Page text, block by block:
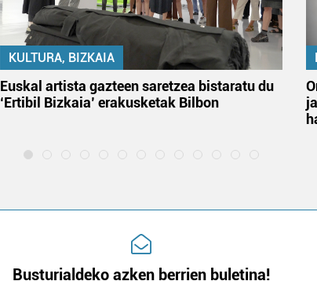
KULTURA, BIZKAIA
Euskal artista gazteen saretzea bistaratu du
‘Ertibil Bizkaia’ erakusketak Bilbon
Busturialdeko azken berrien buletina!